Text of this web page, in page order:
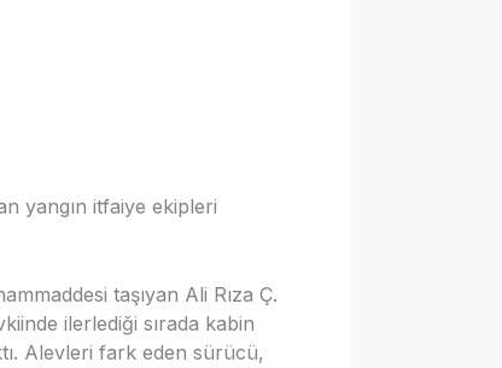
yangın itfaiye ekipleri
taşıyan Ali Rıza Ç.
ilerlediği sırada kabin
Alevleri fark eden sürücü,